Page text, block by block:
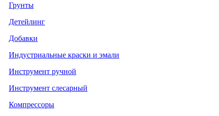
Грунты
Детейлинг
Добавки
Индустриальные краски и эмали
Инструмент ручной
Инструмент слесарный
Компрессоры